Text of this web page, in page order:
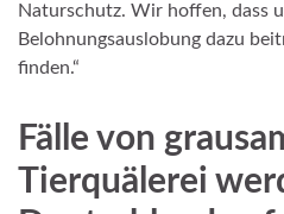
Naturschutz. Wir hoffen, dass
Belohnungsauslobung dazu
finden.“
Fälle von
Tierquälerei